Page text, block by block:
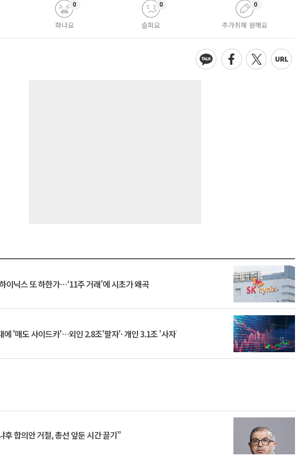
화나요
0
슬퍼요
0
추가취재 원해요
0
이닉스 또 하한가⋯‘11주 거래’에 시초가 왜곡
에 '매도 사이드카'…외인 2.8조'팔자'· 개인 3.1조 '사자'
후 합의안 거절, 총선 앞둔 시간 끌기”